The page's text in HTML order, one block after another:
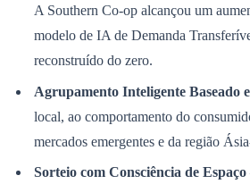
Anuncie no Portal
Anunciar VagasNovo
Publicidade Legal
NBA
NFL
Fórmula 1
UFC
Tênis (ATP)
MLB
A Southern Co-op alcançou um
modelo de IA de Demanda
reconstruído do zero.
Agrupamento Inteligente Baseado
local, ao comportamento do
mercados emergentes e da região
Sorteio com Consciência de